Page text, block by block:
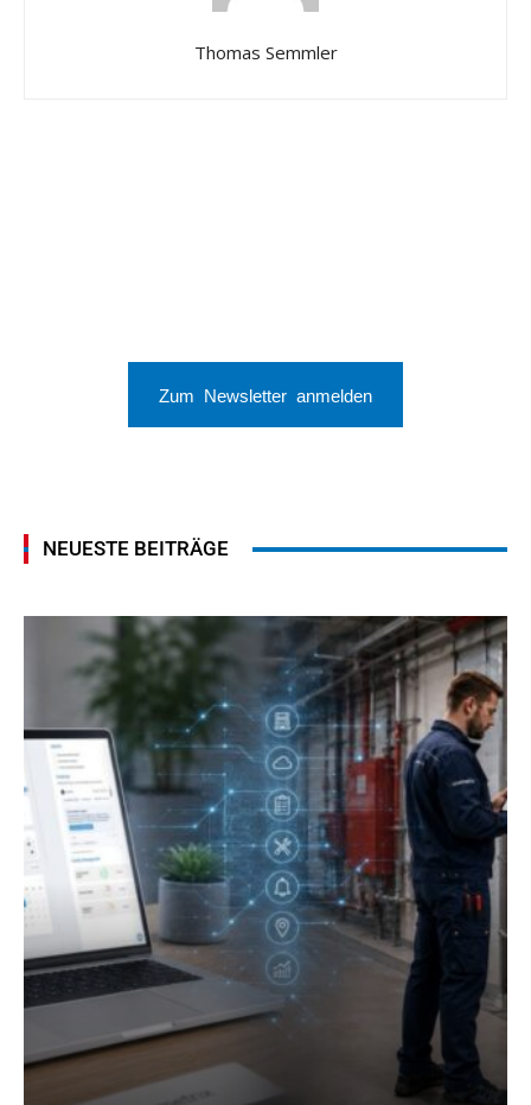
Thomas Semmler
Zum Newsletter anmelden
NEUESTE BEITRÄGE